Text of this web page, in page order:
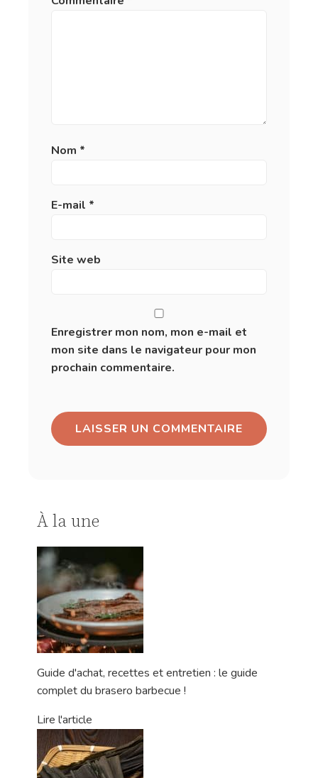
Nom *
E-mail *
Site web
Enregistrer mon nom, mon e-mail et
mon site dans le navigateur pour mon
prochain commentaire.
À la une
Guide d'achat, recettes et entretien : le guide
complet du brasero barbecue !
Lire l'article